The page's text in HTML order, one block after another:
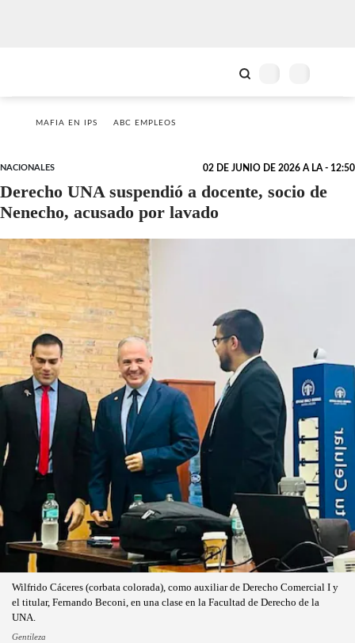
MAFIA EN IPS ABC EMPLEOS
NACIONALES 02 DE JUNIO DE 2026 A LA - 12:50
Derecho UNA suspendió a docente, socio de
Nenecho, acusado por lavado
Wilfrido Cáceres (corbata colorada), como auxiliar de Derecho Comercial I y
el titular, Fernando Beconi, en una clase en la Facultad de Derecho de la
UNA.
Gentileza